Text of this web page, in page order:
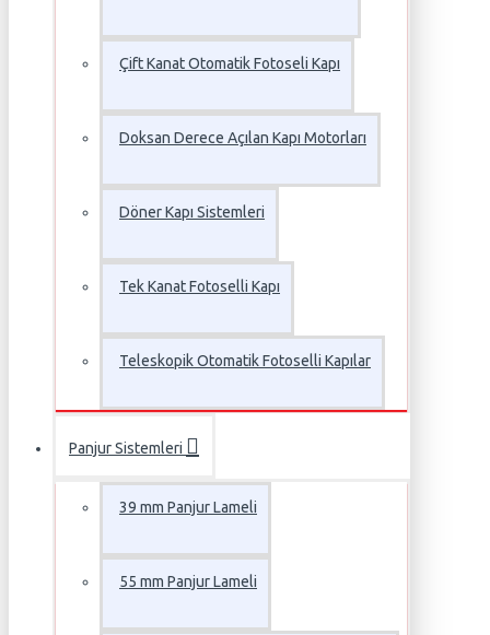
Çift Kanat Otomatik Fotoseli Kapı
Doksan Derece Açılan Kapı Motorları
Döner Kapı Sistemleri
Tek Kanat Fotoselli Kapı
Teleskopik Otomatik Fotoselli Kapılar
Panjur Sistemleri
39 mm Panjur Lameli
55 mm Panjur Lameli